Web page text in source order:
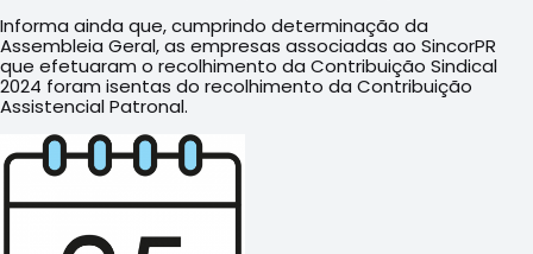
Informa ainda que, cumprindo determinação da
Assembleia Geral, as empresas associadas ao SincorPR
que efetuaram o recolhimento da Contribuição Sindical
2024 foram isentas do recolhimento da Contribuição
Assistencial Patronal.